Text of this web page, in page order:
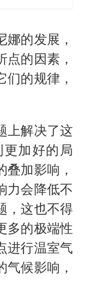
的发展，
的因素，
的规律，
上解决了这
加好的局
加影响，
力会降低不
，这也不得
多的极端性
进行温室气
候影响，